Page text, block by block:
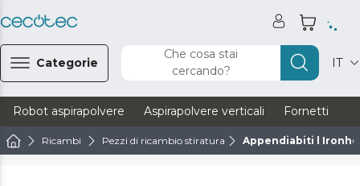
Categorie
Che cosa stai
cercando?
IT
Robot aspirapolvere Aspirapolvere verticali Fornetti
Ricambi Pezzi di ricambio stiratura Appendiabiti l